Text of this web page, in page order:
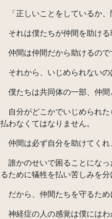
「正しいことをしているか、
それは僕たちが仲間を助ける
仲間は仲間だから助けるので
それから、いじめられないの
僕たちは共同体の一部、仲間
自分がどこかでいじめられ
払わなくてはなりません。
仲間は必ず自分を助けてくれ
誰かのせいで困ることにな
るために犠牲を払い苦しみを分
だから、仲間たちを守るため
神経症の人の感覚は僕にはわ